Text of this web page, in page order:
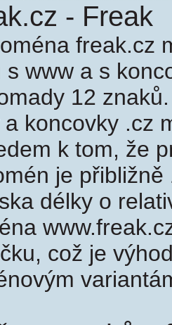
- Freak
freak.cz
s www a s
12
a koncovky .cz
k tom, že
je
délky o
což je